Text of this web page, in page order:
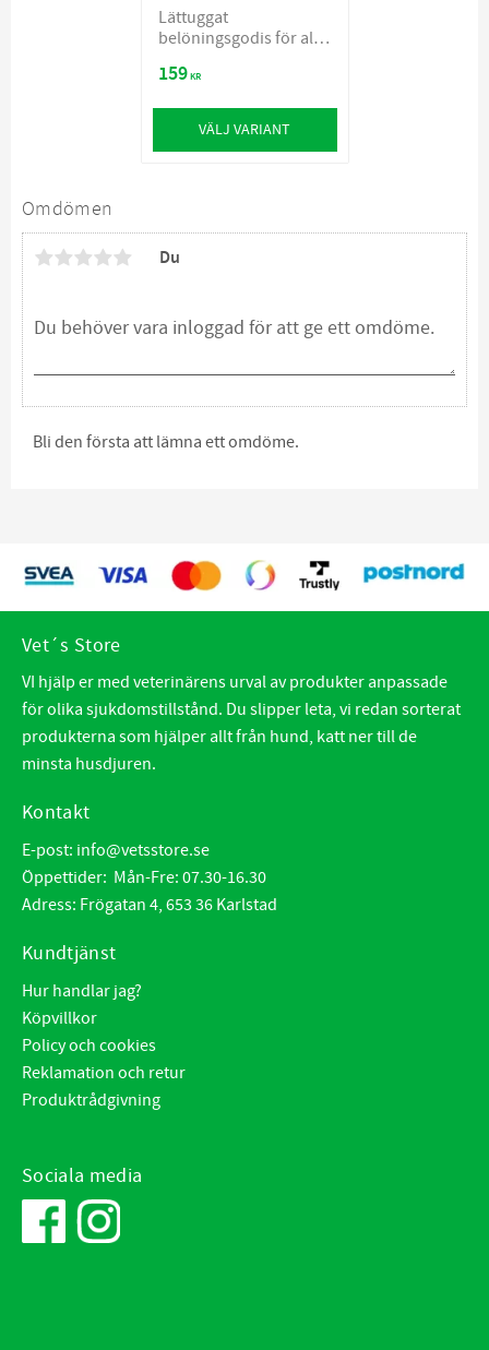
Omdömen
Du
Bli den första att lämna ett omdöme.
Lättuggat
belöningsgodis för alla
159KR
VÄLJ VARIANT
Vet´s Store
VI hjälp er med veterinärens urval av produkter anpassade
för olika sjukdomstillstånd. Du slipper leta, vi redan sorterat
produkterna som hjälper allt från hund, katt ner till de
minsta husdjuren.
Kontakt
E-post: info@vetsstore.se
Öppettider: Mån-Fre: 07.30-16.30
Adress: Frögatan 4, 653 36 Karlstad
Kundtjänst
Hur handlar jag?
Köpvillkor
Policy och cookies
Reklamation och retur
Produktrådgivning
Sociala media